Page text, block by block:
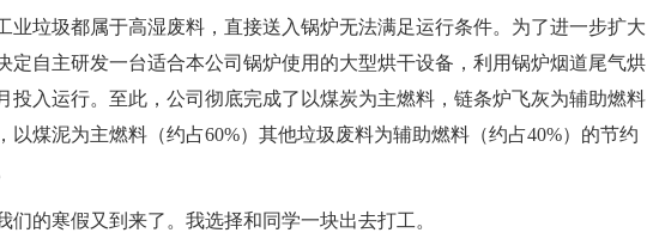
业垃圾都属于高湿废料，直接送入锅炉无法满足运行条件。为了进一步扩大
定自主研发一台适合本公司锅炉使用的大型烘干设备，利用锅炉烟道尾气烘
投入运行。至此，公司彻底完成了以煤炭为主燃料，链条炉飞灰为辅助燃料
以煤泥为主燃料（约占60%）其他垃圾废料为辅助燃料（约占40%）的节约
们的寒假又到来了。我选择和同学一块出去打工。